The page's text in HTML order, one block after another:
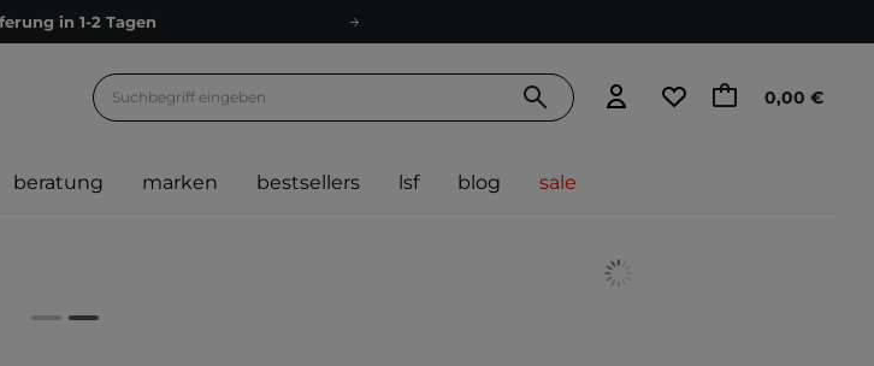
in 1-2 Tagen
Versand ab 60 €
Deutschland und Österreich
und sammle noch mehr Punkte
0,00 €
beratung marken bestsellers lsf blog sale